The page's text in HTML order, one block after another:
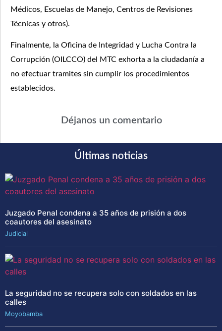
Médicos, Escuelas de Manejo, Centros de Revisiones
Técnicas y otros).
Finalmente, la Oficina de Integridad y Lucha Contra la
Corrupción (OILCCO) del MTC exhorta a la ciudadanía a
no efectuar tramites sin cumplir los procedimientos
establecidos.
Déjanos un comentario
Últimas noticias
Juzgado Penal condena a 35 años de prisión a dos
coautores del asesinato
Judicial
La seguridad no se recupera solo con soldados en las
calles
Moyobamba